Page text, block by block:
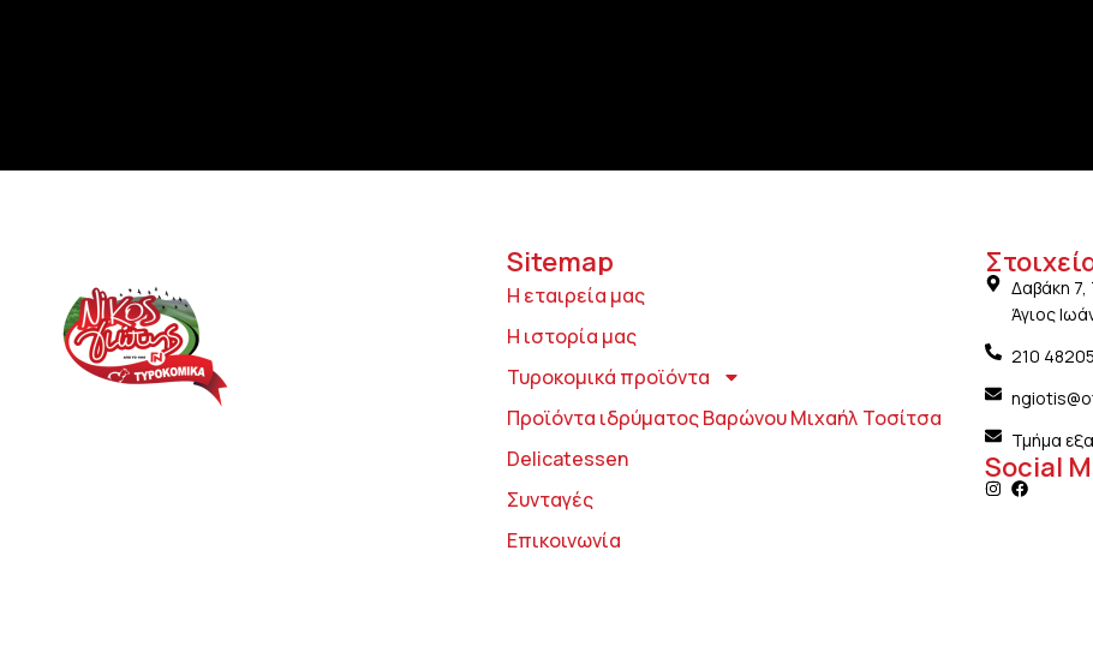
Sitemap
Η εταιρεία μας
Η ιστορία μας
Τυροκομικά προϊόντα
Προϊόντα ιδρύματος Βαρώνου Μιχαήλ Τοσίτσα
Delicatessen
Συνταγές
Επικοινωνία
Δαβάκη 7,
Άγιος
210
Τμήμα
Social